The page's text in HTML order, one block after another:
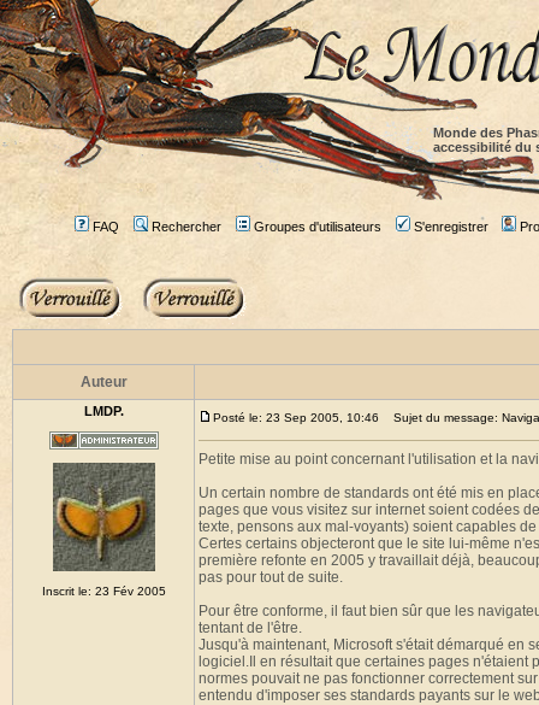
Monde des
accessibilité du
FAQ Rechercher Groupes d'utilisateurs S'enregistrer
Auteur
LMDP.
Inscrit le: 23 Fév 2005
Posté le: 23 Sep 2005, 10:46 Sujet du message:
Petite mise au point concernant l'utilisation et la
Un certain nombre de standards ont été mis en
pages que vous visitez sur internet soient codées
texte, pensons aux mal-voyants) soient capables
Certes certains objecteront que le site lui-même
première refonte en 2005 y travaillait déjà,
pas pour tout de suite.
Pour être conforme, il faut bien sûr que les
tentant de l'être.
Jusqu'à maintenant, Microsoft s'était démarqué en
logiciel.Il en résultait que certaines pages
normes pouvait ne pas fonctionner correctement
entendu d'imposer ses standards payants sur le